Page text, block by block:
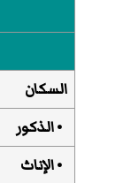
السكان
• الذكور
• الإناث